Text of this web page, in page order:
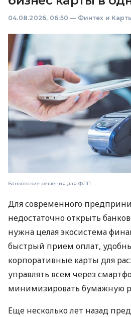
04.08.2026, 06:50 — Финтех и
Банковские решения для ФЛП
Для современного
недостаточно открыть
нужна целая экосистема
быстрый прием оплат,
корпоративные карты для
управлять всем через
минимизировать бумажную
Еще несколько лет назад